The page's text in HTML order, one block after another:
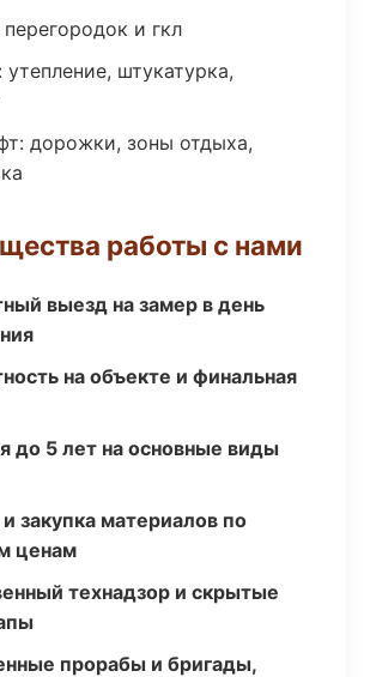
и гкл
штукатурка,
дорожки, зоны отдыха,
работы с нами
выезд на замер в день
на объекте и финальная
до 5 лет на основные виды
закупка материалов по
ценам
технадзор и скрытые
прорабы и бригады,